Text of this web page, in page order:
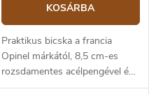
KOSÁRBA
Praktikus bicska a francia
Opinel márkától, 8,5 cm-es
rozsdamentes acélpengével és
bükkfából készült markolattal, a